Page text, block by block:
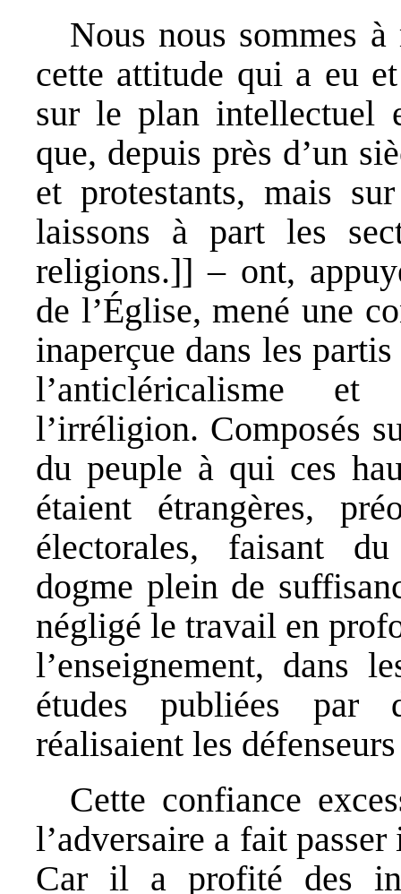
Nous nous sommes
cette attitude qui a eu
sur le plan intellectuel
que, depuis près d’un
et protestants, mais
laissons à part les
religions.]] – ont,
de l’Église, mené une
inaperçue dans les
l’anticléricalisme
l’irréligion. Composés
du peuple à qui ces
étaient étrangères,
électorales, faisant
dogme plein de
négligé le travail en
l’enseignement, dans
études publiées par
réalisaient les
Cette confiance
l’adversaire a fait
Car il a profité des